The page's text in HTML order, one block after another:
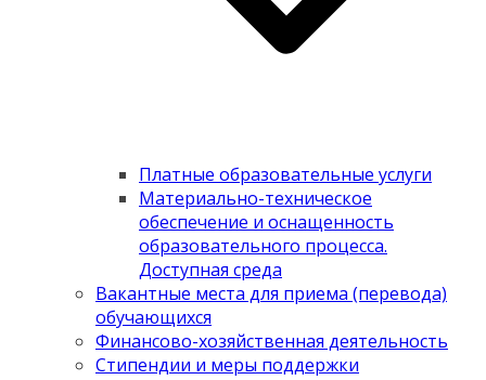
Платные образовательные услуги
Материально-техническое
обеспечение и оснащенность
образовательного процесса.
Доступная среда
Вакантные места для приема (перевода)
обучающихся
Финансово-хозяйственная деятельность
Стипендии и меры поддержки